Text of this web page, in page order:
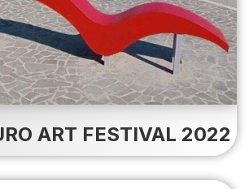
ART FESTIVAL 2022